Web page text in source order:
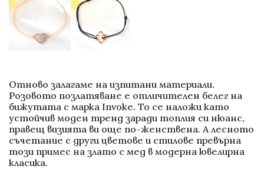
Отново залагаме на изпитани материали.
Розовото позлатяване е отличителен белег на
бижутата с марка Invoke. То се наложи като
устойчив моден тренд заради топлия си нюанс,
правещ визията ви още по-женствена. А лесното
съчетание с други цветове и стилове превърна
този примес на злато с мед в модерна ювелирна
класика.